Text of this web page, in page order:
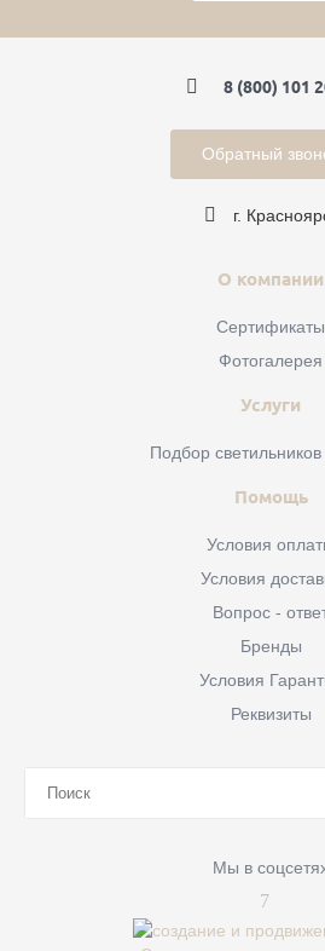
8 (800) 101
Обратный
г.
О компании
Сертификаты
Фотогалерея
Услуги
Подбор
Помощь
Условия
Условия
Вопрос -
Бренды
Условия
Реквизиты
Мы в